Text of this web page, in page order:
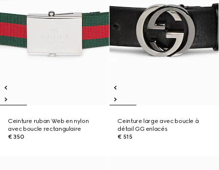
Ceinture ruban Web en nylon
avec boucle rectangulaire
€ 350
Ceinture large avec boucle à
détail GG enlacés
€ 515